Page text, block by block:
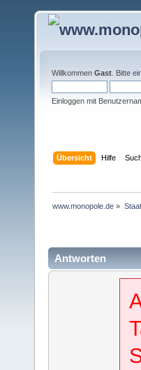
Willkommen Gast . Bitte
Einloggen mit
Übersicht Hilfe
www.monopole.de » Staat
Antworten